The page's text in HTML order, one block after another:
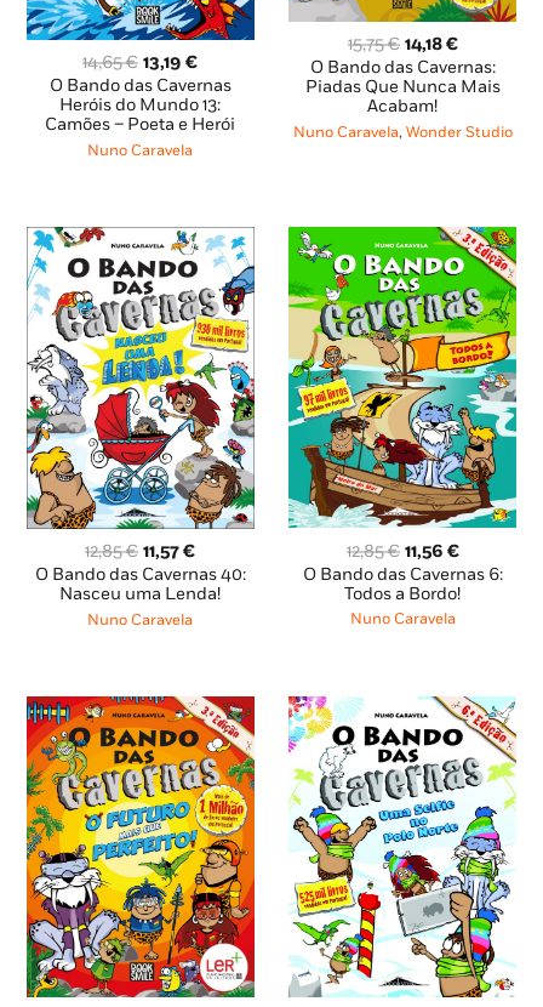
14,65€ O
preço
original
era:
14,65 €.
13,19€O
preço
atual
é:
O Bando das Cavernas
Heróis do Mundo 13:
Camões – Poeta e Herói
Nuno Caravela
15,75€ O
preço
original
era:
15,75 €.
14,18€O
preço
atual
14,18 €.
O Bando das Cavernas:
Piadas Que Nunca Mais
Acabam!
Nuno Caravela, Wonder Studio
12,85€ O
preço
original
era:
11,57€O
preço
atual
O Bando das Cavernas 40:
Nasceu uma Lenda!
Nuno Caravela
12,85€ O
preço
original
era:
11,56 €O
preço
atual
O Bando das Cavernas 6:
Todos a Bordo!
Nuno Caravela